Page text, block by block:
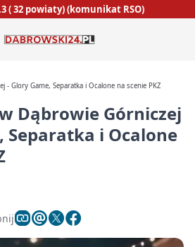
( 32 powiaty) (komunikat RSO)
- Glory Game, Separatka i Ocalone na scenie PKZ
Dąbrowie Górniczej
Separatka i Ocalone